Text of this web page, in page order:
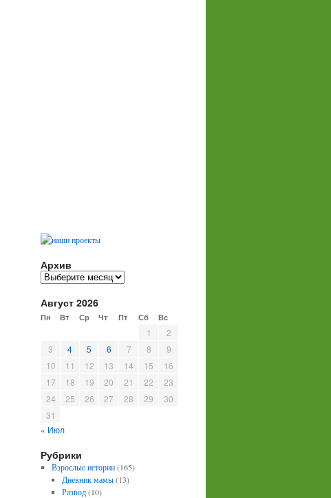
Архив
Архив
Август 2026
Пн Вт Ср Чт Пт Сб Вс
1
2
3
4 5 6 7 8
9
10
11 12 13 14 15
16
17
18 19 20 21 22
23
24
25 26 27 28 29
30
31
« Июл
Рубрики
Взрослые истории(165)
Дневник мамы(13)
Развод(10)